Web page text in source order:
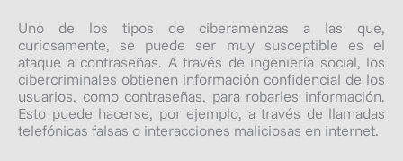
Uno de los tipos de ciberamenzas a las que,
curiosamente, se puede ser muy susceptible es el
ataque a contraseñas. A través de ingeniería social, los
cibercriminales obtienen información confidencial de los
usuarios, como contraseñas, para robarles información.
Esto puede hacerse, por ejemplo, a través de llamadas
telefónicas falsas o interacciones maliciosas en internet.